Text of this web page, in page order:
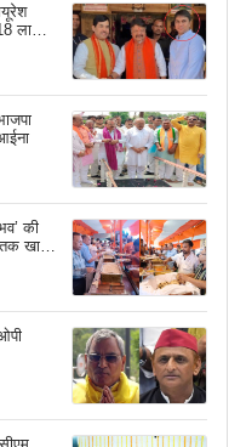
लाख
की
खास